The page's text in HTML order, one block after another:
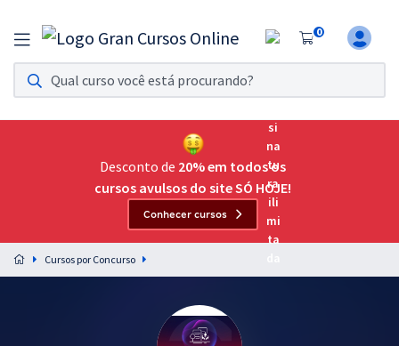
0
Assinatura Ilimitada 11
Acesso a todos os cursos. Teste grátis por 7 dias!
Assinatura OAB Até Passar
Acesso ilimitado a toda preparação para o Exame da
Preparação completa e intensiva para as principais
residências em saúde do Brasil
Desconto de 20% em todos os
cursos avulsos do site SÓ HOJE!
Conhecer cursos
Cursos por Concurso